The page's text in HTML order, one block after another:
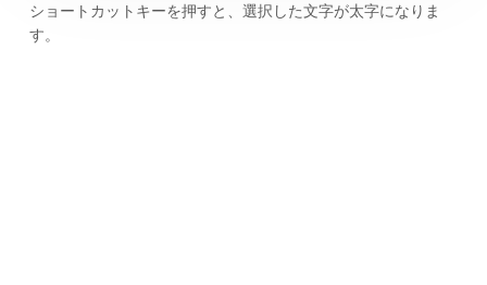
ショートカットキーを押すと、選択した文字が太字になりま
す。